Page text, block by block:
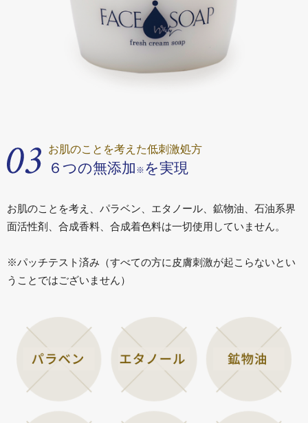
お肌のことを考えた低刺激処方
６つの無添加 ※ を実現
お肌のことを考え、パラベン、エタノール、鉱物油、石油系界
面活性剤、合成香料、合成着色料は一切使用していません。
※パッチテスト済み（すべての方に皮膚刺激が起こらないとい
うことではございません）